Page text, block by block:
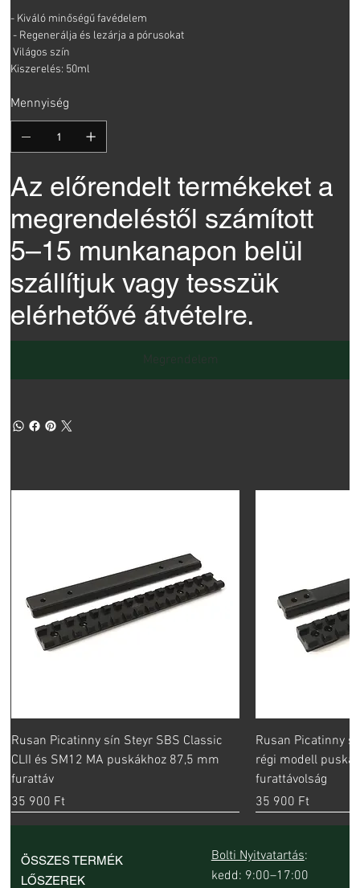
- Kiváló minőségű favédelem
- Regenerálja és lezárja a pórusokat
Világos szín
Kiszerelés: 50ml
Mennyiség
Az előrendelt termékeket a
megrendeléstől számított
5–15 munkanapon belül
szállítjuk vagy tesszük
elérhetővé átvételre.
Megrendelem
Rusan Picatinny sín Steyr SBS Classic
CLII és SM12 MA puskákhoz 87,5 mm
furattáv
Ár
35 900 Ft
Rusan Picatinny
régi modell
furattávolság
Ár
35 900 Ft
ÖSSZES TERMÉK
LŐSZEREK
Bolti Nyitvatartás:
kedd: 9:00–17:00